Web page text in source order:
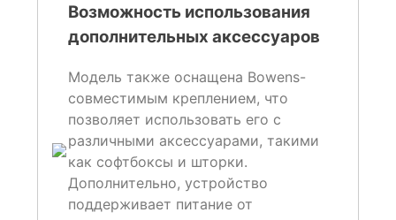
Возможность использования
дополнительных аксессуаров
Модель также оснащена Bowens-
совместимым креплением, что
позволяет использовать его с
различными аксессуарами, такими
как софтбоксы и шторки.
Дополнительно, устройство
поддерживает питание от